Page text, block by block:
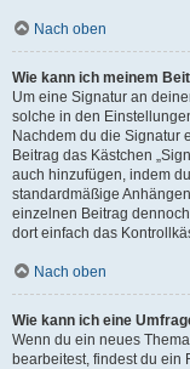
Nach oben
Wie kann ich meinem
Um eine Signatur an
solche in den
Nachdem du die Signatur
Beitrag das Kästchen
auch hinzufügen, indem
standardmäßige
einzelnen Beitrag
dort einfach das
Nach oben
Wie kann ich eine
Wenn du ein neues
bearbeitest, findest du ein